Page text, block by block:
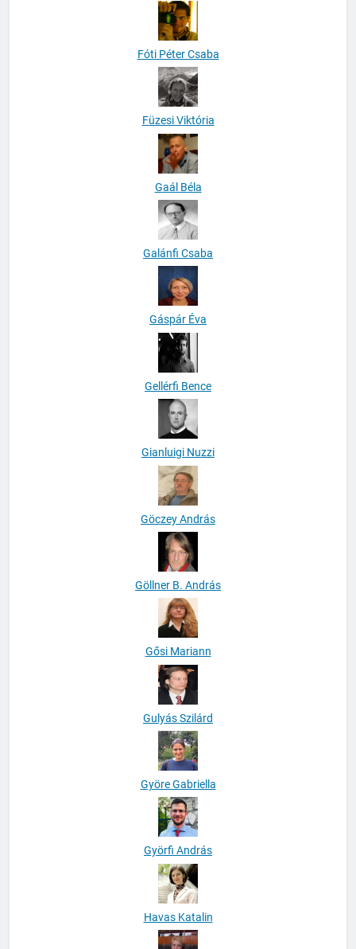
Fóti Péter Csaba
Füzesi Viktória
Gaál Béla
Galánfi Csaba
Gáspár Éva
Gellérfi Bence
Gianluigi Nuzzi
Göczey András
Göllner B. András
Gősi Mariann
Gulyás Szilárd
Györe Gabriella
Györfi András
Havas Katalin